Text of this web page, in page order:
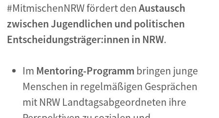
#MitmischenNRW fördert denAustausch
zwischen Jugendlichen und politischen
Entscheidungsträger:innen in NRW.
Im Mentoring-Programm bringen junge
Menschen in regelmäßigen Gesprächen
mit NRW Landtagsabgeordneten ihre